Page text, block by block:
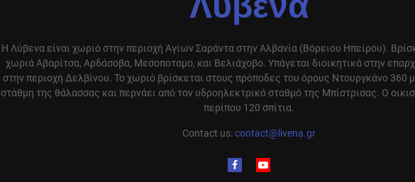
Η Λύβενα είναι χωριό στην περιοχή Αγίων Σαράντα στην Αλβανία (Βόρειου Ηπείρου).
χωριά Αβαρίτσα, Αρδάσοβα, Μεσοποταμο, και Βελιάχοβο. Υπάγεται διοικητικά στην
στην περιοχή Δελβίνου. Το χωριό βρίσκεται στους πρόποδες του όρους Ντουργκάνο 360
στάθμη της θάλασσας και περνάει από τον υδροηλεκτρικό σταθμό της Μπίστρισας. Ο
περίπου 120 σπίτια.
Contact us:contact@livena.gr